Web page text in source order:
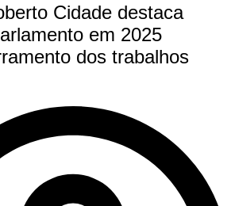
Cidade destaca
em 2025
dos trabalhos